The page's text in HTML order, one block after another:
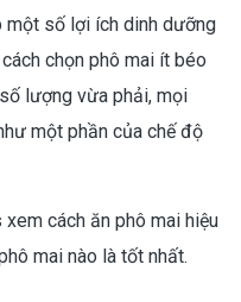
một số lợi ích dinh dưỡng
chọn phô mai ít béo
lượng vừa phải, mọi
một phần của chế độ
cách ăn phô mai hiệu
mai nào là tốt nhất.